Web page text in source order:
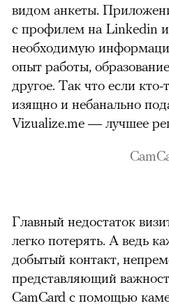
00:00/ 00:00
видом анкеты.
с профилем на Linkedin и
необходимую
опыт работы,
другое. Так что если
изящно и небанально
Vizualize.me — лучшее
Главный недостаток
легко потерять. А ведь
добытый контакт,
представляющий
CamCard с помощью